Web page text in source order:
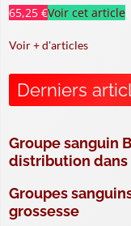
65,25 €Voir cet article
Voir + d'articles
Derniers
Groupe sanguin
distribution dans
Groupes
grossesse